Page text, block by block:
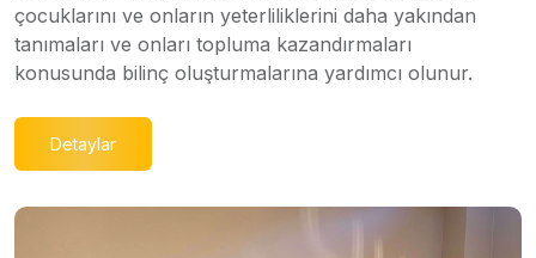
çocuklarını ve onların yeterliliklerini daha yakından
tanımaları ve onları topluma kazandırmaları
konusunda bilinç oluşturmalarına yardımcı olunur.
Detaylar